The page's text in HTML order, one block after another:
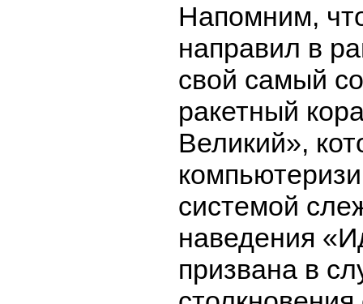
Напомним,
направил в
свой самый
ракетный
Великий»,
системой
наведения
призвана в